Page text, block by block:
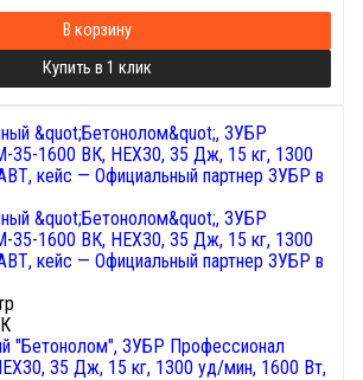
В корзину
Купить в 1 клик
"Бетонолом", ЗУБР Профессионал
35 Дж, 15 кг, 1300 уд/мин, 1600 Вт,